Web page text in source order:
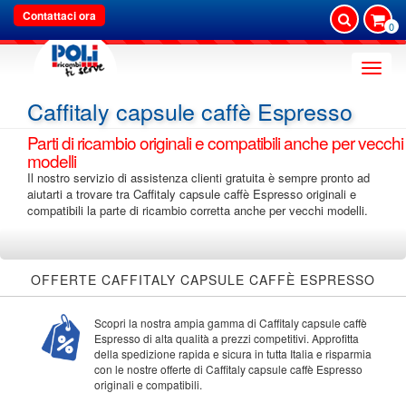
Contattaci ora
0
Toggle
Caffitaly capsule caffè Espresso
Parti di ricambio originali e compatibili anche per vecchi
modelli
Il nostro servizio di assistenza clienti gratuita è sempre pronto ad
aiutarti a trovare tra Caffitaly capsule caffè Espresso originali e
compatibili la parte di ricambio corretta anche per vecchi modelli.
OFFERTE CAFFITALY CAPSULE CAFFÈ ESPRESSO
Scopri la nostra ampia gamma di Caffitaly capsule caffè
Espresso di alta qualità a prezzi competitivi. Approfitta
della spedizione rapida e sicura in tutta Italia e risparmia
con le nostre offerte di Caffitaly capsule caffè Espresso
originali e compatibili.